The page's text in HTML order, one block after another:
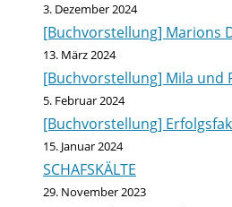
3. Dezember 2024
[Buchvorstellung] Marions
13. März 2024
[Buchvorstellung] Mila und
5. Februar 2024
[Buchvorstellung]
15. Januar 2024
SCHAFSKÄLTE
29. November 2023